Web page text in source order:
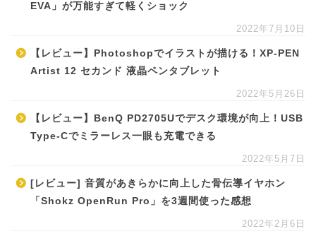
EVA」が万能すぎて軽くショック
2022年7月10日
【レビュー】Photoshopでイラストが描ける！XP-PEN
Artist 12 セカンド 液晶ペンタブレット
2022年5月26日
【レビュー】BenQ PD2705Uでデスク環境が向上！USB
Type-Cでミラーレス一眼も充電できる
2022年5月7日
[レビュー] 音質があきらかに向上した骨伝導イヤホン
「Shokz OpenRun Pro」を3週間使った感想
2022年2月6日